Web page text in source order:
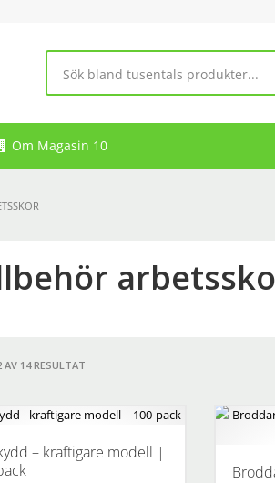
Om Magasin 10
AV 14 RESULTAT
– kraftigare modell |